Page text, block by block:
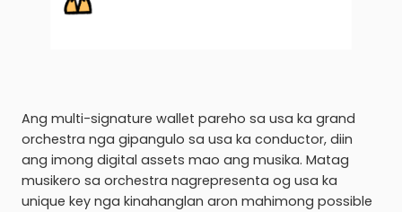
Ang multi-signature wallet pareho sa usa ka grand
orchestra nga gipangulo sa usa ka conductor, diin
ang imong digital assets mao ang musika. Matag
musikero sa orchestra nagrepresenta og usa ka
unique key nga kinahanglan aron mahimong possible